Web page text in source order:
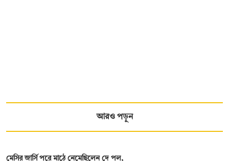
আরও পড়ুন
মেসির জার্সি পরে মাঠে নেমেছিলেন দে পল,